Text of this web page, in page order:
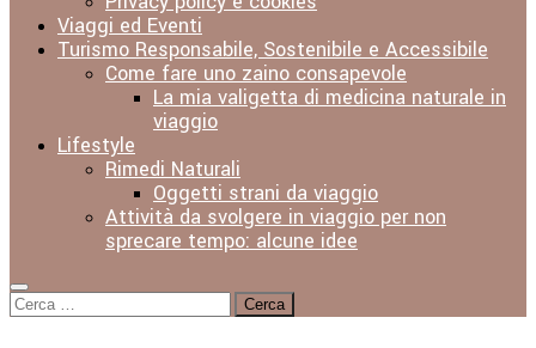
Viaggi ed Eventi
Turismo Responsabile, Sostenibile e Accessibile
Come fare uno zaino consapevole
La mia valigetta di medicina naturale in
viaggio
Lifestyle
Rimedi Naturali
Oggetti strani da viaggio
Attività da svolgere in viaggio per non
sprecare tempo: alcune idee
Ricerca
per: